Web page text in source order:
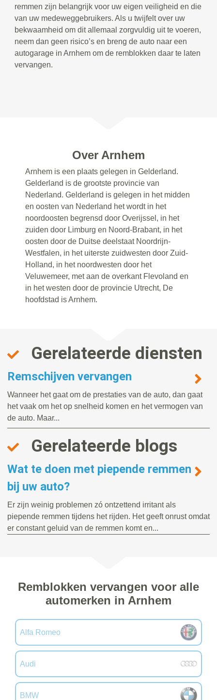
remmen zijn belangrijk voor uw eigen veiligheid en die
van uw medeweggebruikers. Als u twijfelt over uw
bekwaamheid om dit allemaal zorgvuldig uit te voeren,
neem dan geen risico’s en breng de auto naar een
autogarage in Arnhem om de remblokken daar te laten
vervangen.
Over Arnhem
Arnhem is een plaats gelegen in Gelderland.
Gelderland is de grootste provincie van
Nederland. Gelderland is gelegen in het midden
en oosten van Nederland het wordt in het
noordoosten begrensd door Overijssel, in het
zuiden door Limburg en Noord-Brabant, in het
oosten door de Duitse deelstaat Noordrijn-
Westfalen, in het uiterste zuidwesten door Zuid-
Holland, in het noordwesten door het
Veluwemeer, met aan de overkant Flevoland en
in het westen door de provincie Utrecht, De
hoofdstad is Arnhem.
Gerelateerde diensten
Remschijven vervangen
Wanneer het gaat om de prestaties van de auto, dan gaat
het vaak om het op snelheid komen en het vermogen van
de auto. Maar...
Gerelateerde blogs
Wat te doen met piepende remmen
bij uw auto?
Er zijn weinig problemen zó ontzettend irritant als
piepende remmen tijdens het rijden. Het geeft onrust omdat
er constant geluid van de remmen komt en...
Remblokken vervangen voor alle
automerken in Arnhem
Alfa Romeo
Audi
BMW